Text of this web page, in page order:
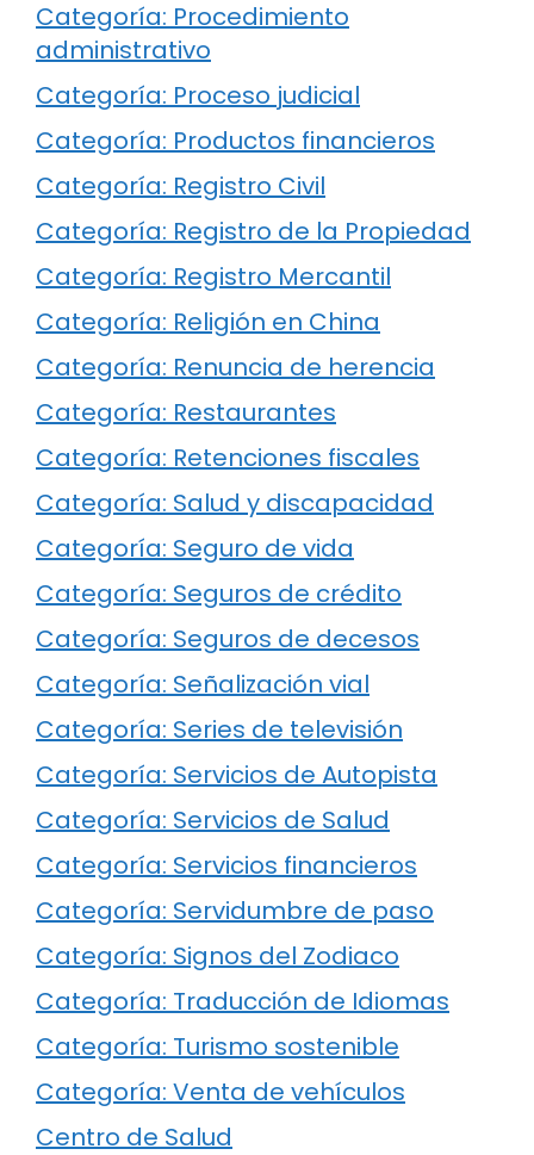
Categoría: Procedimiento
administrativo
Categoría: Proceso judicial
Categoría: Productos financieros
Categoría: Registro Civil
Categoría: Registro de la Propiedad
Categoría: Registro Mercantil
Categoría: Religión en China
Categoría: Renuncia de herencia
Categoría: Restaurantes
Categoría: Retenciones fiscales
Categoría: Salud y discapacidad
Categoría: Seguro de vida
Categoría: Seguros de crédito
Categoría: Seguros de decesos
Categoría: Señalización vial
Categoría: Series de televisión
Categoría: Servicios de Autopista
Categoría: Servicios de Salud
Categoría: Servicios financieros
Categoría: Servidumbre de paso
Categoría: Signos del Zodiaco
Categoría: Traducción de Idiomas
Categoría: Turismo sostenible
Categoría: Venta de vehículos
Centro de Salud